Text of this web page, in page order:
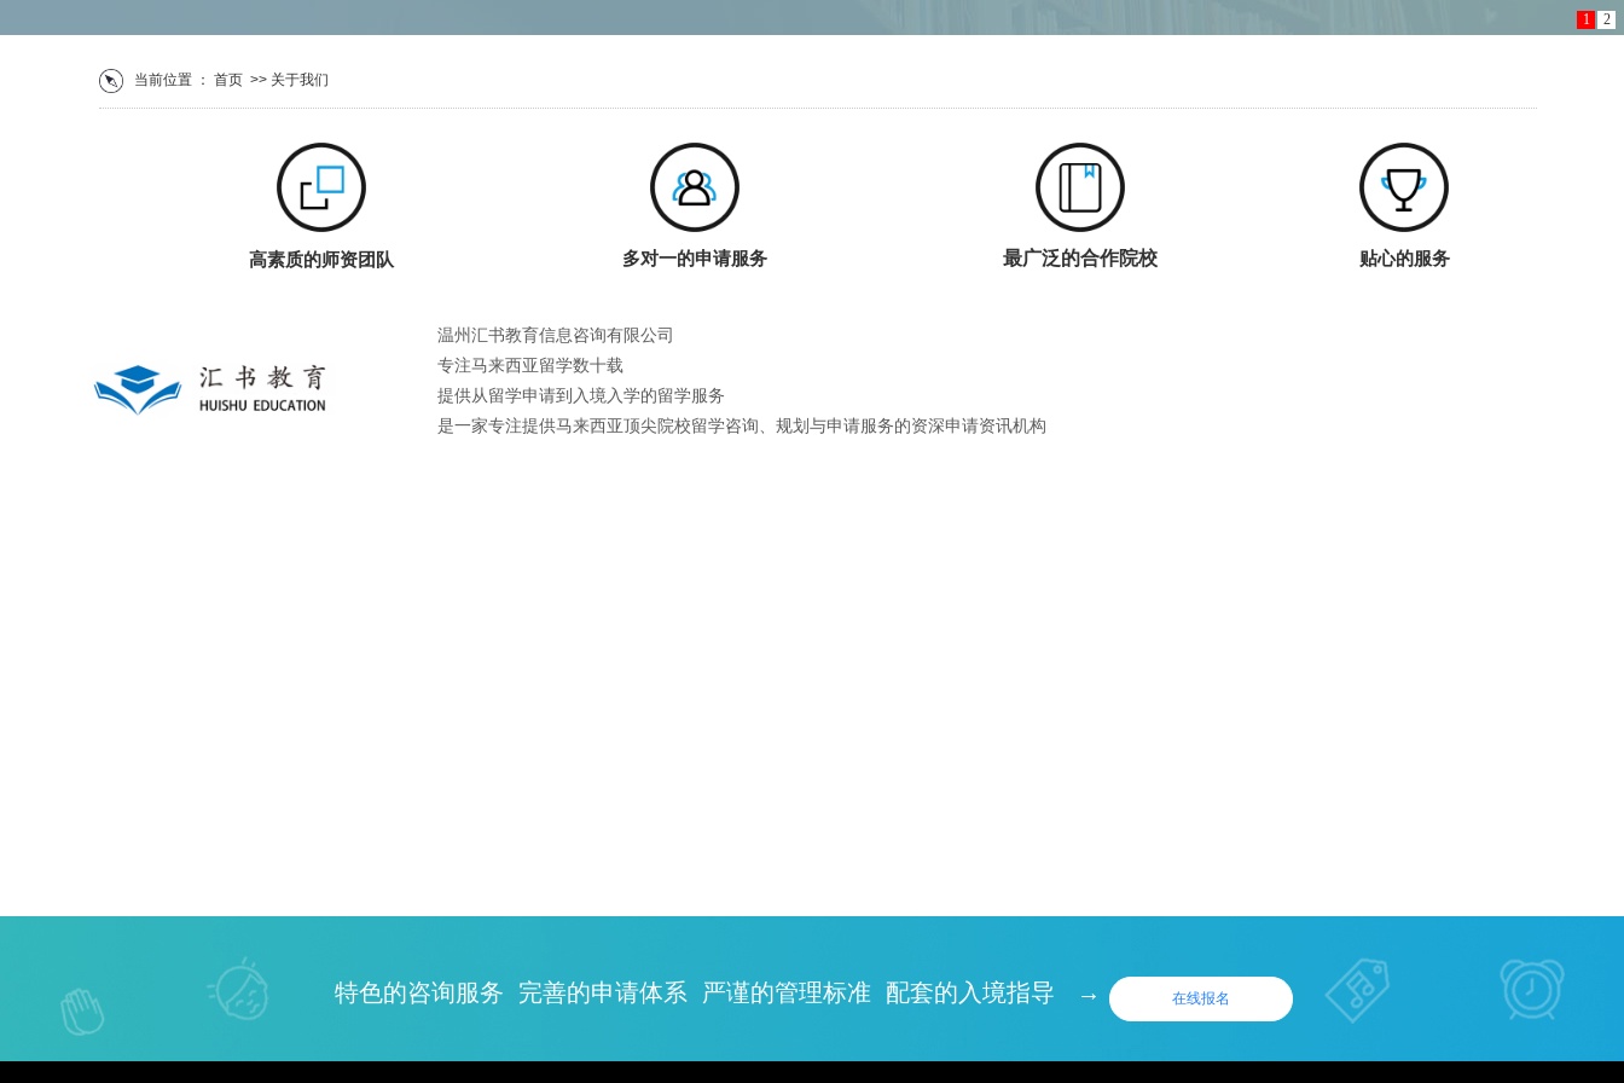
1 2
当前位置 ： 首页>> 关于我们
高素质的师资团队 多对一的申请服务 最广泛的合作院校 贴心的服务
温州汇书教育信息咨询有限公司
专注马来西亚留学数十载
提供从留学申请到入境入学的留学服务
是一家专注提供马来西亚顶尖院校留学咨询、规划与申请服务的资深申请资讯机构
特色的咨询服务 完善的申请体系 严谨的管理标准 配套的入境指导 → 在线报名